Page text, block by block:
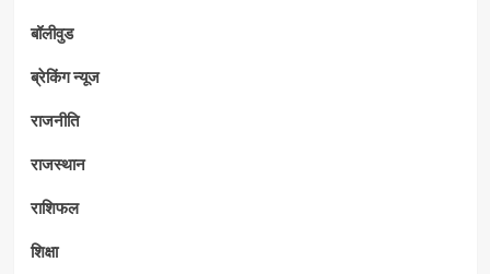
बॉलीवुड
ब्रेकिंग न्यूज
राजनीति
राजस्थान
राशिफल
शिक्षा